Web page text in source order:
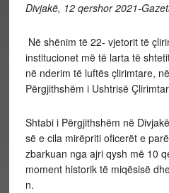
Divjakë, 12 qershor 2021-
Në shënim të 22- vjetorit të
institucionet më të larta të
në nderim të luftës çlirimtare,
Përgjithshëm i Ushtrisë
Shtabi i Përgjithshëm në
së e cila mirëpriti oficerët e
zbarkuan nga ajri qysh më 10
moment historik të miqësisë
n.